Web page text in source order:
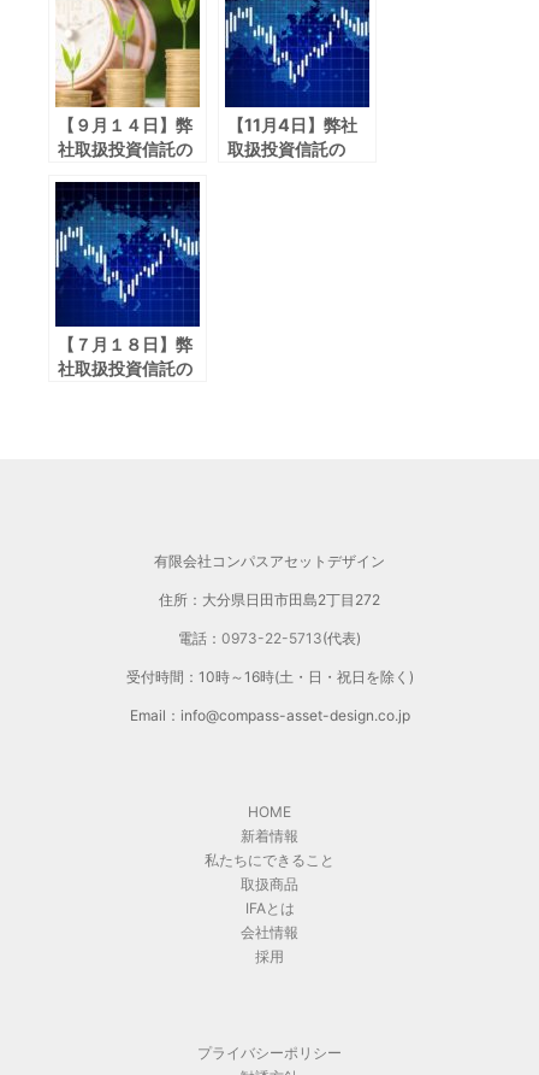
【９月１４日】弊
社取扱投資信託の
ァンドのお知らせ
【11月4日】弊社
取扱投資信託の
【７月１８日】弊
社取扱投資信託の
有限会社コンパスアセットデザイン
住所：大分県日田市田島2丁目272
電話： 0973-22-5713(代表)
受付時間：10時～16時(土・日・祝日を除く)
Email：info@compass-asset-design.co.jp
HOME
新着情報
私たちにできること
取扱商品
IFAとは
会社情報
採用
プライバシーポリシー